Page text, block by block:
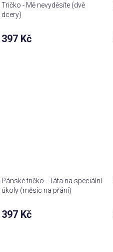
Tričko - Mě nevyděsíte (dvě
dcery)
397 Kč
Pánské tričko - Táta na speciální
úkoly (měsíc na přání)
397 Kč